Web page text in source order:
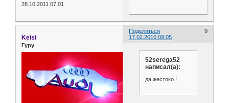
28.10.2011 07:01
Поделиться
9
17.02.2010 09:05
Keisi
Гуру
52serega52
написал(а):
да жестоко !